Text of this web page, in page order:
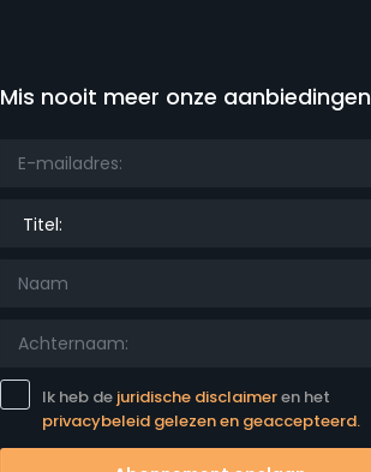
Mis nooit meer onze aanbiedingen
Titel:
Ik heb de juridische disclaimeren het
privacybeleid gelezen en geaccepteerd.